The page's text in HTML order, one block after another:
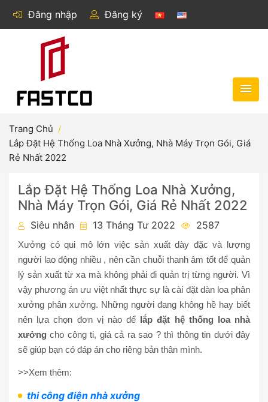
Đăng nhập Đăng ký
Trang Chủ
Lắp Đặt Hệ Thống Loa Nhà Xưởng, Nhà Máy Trọn Gói, Giá
Rẻ Nhất 2022
Lắp Đặt Hệ Thống Loa Nhà Xưởng,
Nhà Máy Trọn Gói, Giá Rẻ Nhất 2022
Siêu nhân 13 Tháng Tư 2022 2587
Xưởng có qui mô lớn việc sản xuất dày đặc và lượng
người lao động nhiều , nên cần chuỗi thanh âm tốt để quản
lý sản xuất từ xa mà không phải đi quản trị từng người. Vì
vậy phương án ưu việt nhất thực sự là cài đặt dàn loa phân
xưởng phân xưởng. Những người đang không hề hay biết
nên lựa chọn đơn vị nào để
lắp đặt hệ thống loa nhà
xưởng cho công ti, giá cả ra sao ? thì thông tin dưới đây
sẽ giúp bạn có đáp án cho riêng bản thân mình.
>>Xem thêm:
thi công điện nhà xưởng